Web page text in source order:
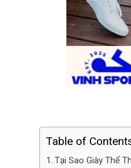
Table of
Tại Sao Giày Thể